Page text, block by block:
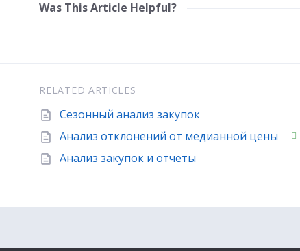
Was This Article Helpful?
RELATED ARTICLES
Сезонный анализ закупок
Анализ отклонений от медианной цены
Анализ закупок и отчеты